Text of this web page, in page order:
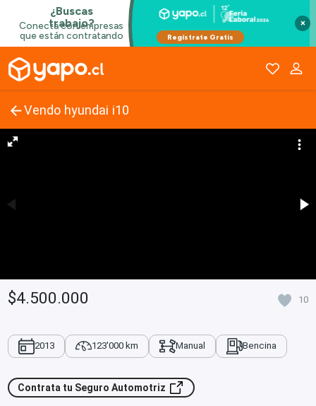
×
Vendo hyundai i10
$4.500.000 10
2013 123'000 km Manual Bencina
Contrata tu Seguro Automotriz